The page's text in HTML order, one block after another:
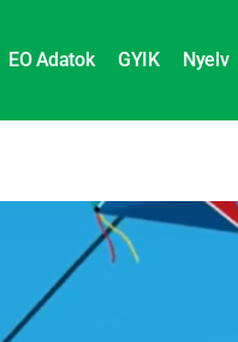
EO Adatok GYIK Nyelv